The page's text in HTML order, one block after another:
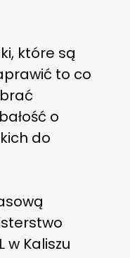
które są
to co
o
do
w Kaliszu